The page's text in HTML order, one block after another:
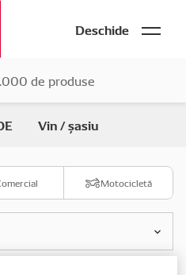
Deschide
Vin / șasiu
Motocicletă